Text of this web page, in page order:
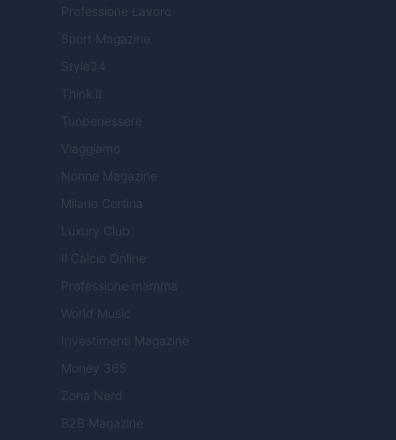
Professione Lavoro
Sport Magazine
Style24
Think.it
Tuobenessere
Viaggiamo
Nonne Magazine
Milano Cortina
Luxury Club
Il Calcio Online
Professione mamma
World Music
Investimenti Magazine
Money 365
Zona Nerd
B2B Magazine